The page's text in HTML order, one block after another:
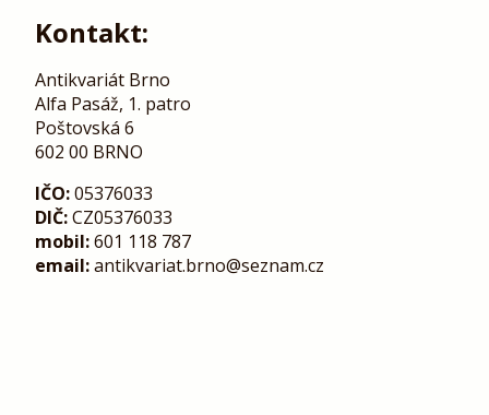
Kontakt:
Antikvariát Brno
Alfa Pasáž, 1. patro
Poštovská 6
602 00 BRNO
IČO:05376033
DIČ:CZ05376033
mobil:601 118 787
email:antikvariat.brno@seznam.cz